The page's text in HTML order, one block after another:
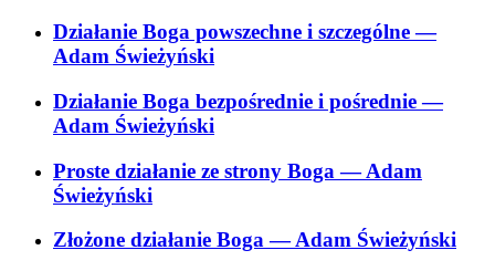
Działanie Boga powszechne i szczególne—
Adam Świeżyński
Działanie Boga bezpośrednie i pośrednie—
Adam Świeżyński
Proste działanie ze strony Boga— Adam
Świeżyński
Złożone działanie Boga— Adam Świeżyński